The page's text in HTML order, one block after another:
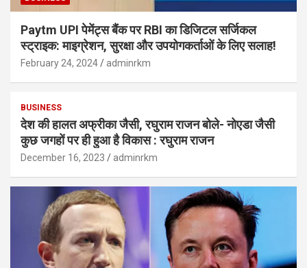
Paytm UPI पेमेंट्स बैंक पर RBI का डिजिटल सर्जिकल
स्ट्राइक: माइग्रेशन, सुरक्षा और उपयोगकर्ताओं के लिए सलाह!
February 24, 2024 adminrkm
BUSINESS
देश की हालत अफ्रीका जैसी, रघुराम राजन बोले- नोएडा जैसी
कुछ जगहों पर ही हुआ है विकास : रघुराम राजन
December 16, 2023 adminrkm